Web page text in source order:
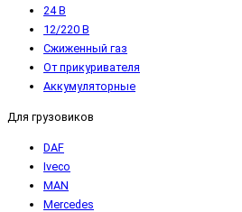
24 В
12/220 В
Сжиженный газ
От прикуривателя
Аккумуляторные
Для грузовиков
DAF
Iveco
MAN
Mercedes